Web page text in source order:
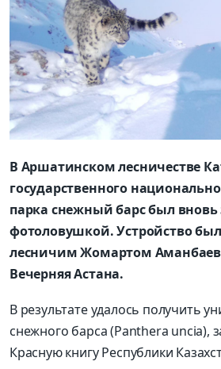
В Аршатинском лесничестве
государственного
парка снежный барс был
фотоловушкой. Устройство
лесничим Жомартом
Вечерняя Астана.
В результате удалось получить
снежного барса (Panthera uncia),
Красную книгу Республики